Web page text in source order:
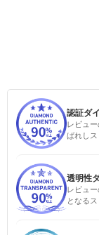
認証ダ
レビュ
ばれしス
透明性
レビュ
となるス